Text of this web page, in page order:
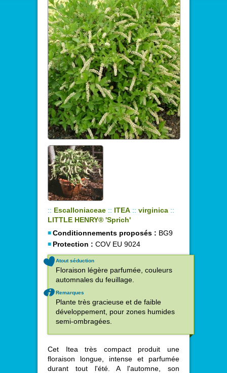
:: Escalloniaceae :: ITEA :: virginica ::
LITTLE HENRY® 'Sprich'
Conditionnements proposés : BG9
Protection : COV EU 9024
Atout séduction
Floraison légère parfumée, couleurs
automnales du feuillage.
Remarques
Plante très gracieuse et de faible
développement, pour zones humides
semi-ombragées.
Cet Itea très compact produit une
floraison longue, intense et parfumée
durant tout l'été. A l'automne, son